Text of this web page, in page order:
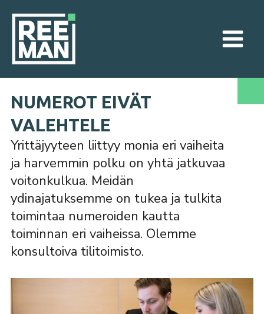
NUMEROT EIVÄT
VALEHTELE
Yrittäjyyteen liittyy monia eri vaiheita
ja harvemmin polku on yhtä jatkuvaa
voitonkulkua. Meidän
ydinajatuksemme on tukea ja tulkita
toimintaa numeroiden kautta
toiminnan eri vaiheissa. Olemme
konsultoiva tilitoimisto.